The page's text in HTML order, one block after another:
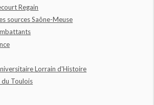
Regain
sources Saône-Meuse
Lorrain d'Histoire
du Toulois